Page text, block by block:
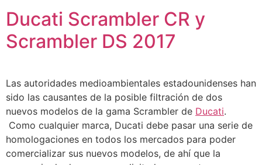
Ducati Scrambler CR y
Scrambler DS 2017
Las autoridades medioambientales estadounidenses han
sido las causantes de la posible filtración de dos
nuevos modelos de la gama Scrambler de Ducati.
Como cualquier marca, Ducati debe pasar una serie de
homologaciones en todos los mercados para poder
comercializar sus nuevos modelos, de ahí que la